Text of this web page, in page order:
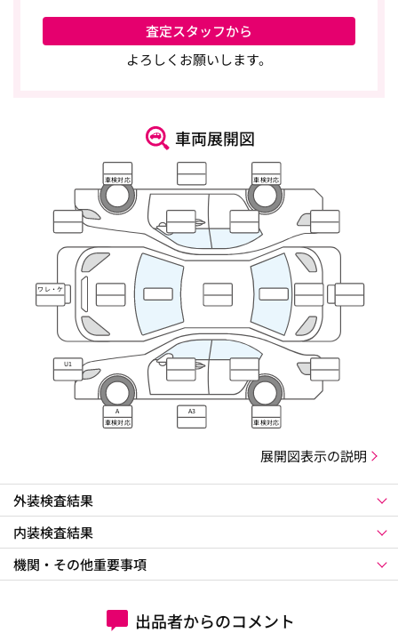
査定スタッフから
よろしくお願いします。
車両展開図
車検対応 車検対応
ワレ・ケ
ズレ
U1
A
車検対応
A3
車検対応
展開図表示の説明
外装検査結果
内装検査結果
機関・その他重要事項
出品者からのコメント